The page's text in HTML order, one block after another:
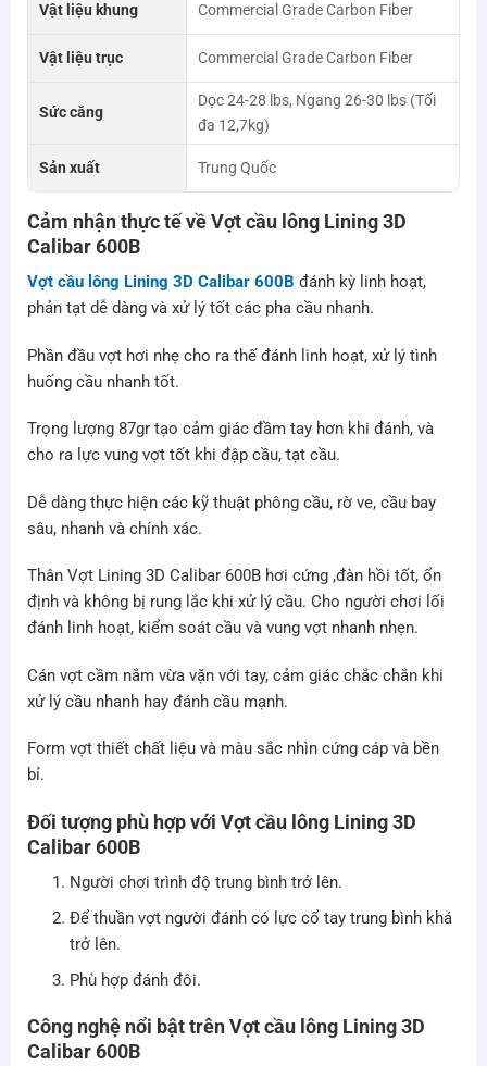
Vật liệu khung Commercial Grade Carbon Fiber
Vật liệu trục Commercial Grade Carbon Fiber
Sức căng
Dọc 24-28 lbs, Ngang 26-30 lbs (Tối
đa 12,7kg)
Sản xuất Trung Quốc
Cảm nhận thực tế về Vợt cầu lông Lining 3D
Calibar 600B
Vợt cầu lông Lining 3D Calibar 600B đánh kỳ linh hoạt,
phản tạt dễ dàng và xử lý tốt các pha cầu nhanh.
Phần đầu vợt hơi nhẹ cho ra thế đánh linh hoạt, xử lý tình
huống cầu nhanh tốt.
Trọng lượng 87gr tạo cảm giác đầm tay hơn khi đánh, và
cho ra lực vung vợt tốt khi đập cầu, tạt cầu.
Dễ dàng thực hiện các kỹ thuật phông cầu, rờ ve, cầu bay
sâu, nhanh và chính xác.
Thân Vợt Lining 3D Calibar 600B hơi cứng ,đàn hồi tốt, ổn
định và không bị rung lắc khi xử lý cầu. Cho người chơi lối
đánh linh hoạt, kiểm soát cầu và vung vợt nhanh nhẹn.
Cán vợt cầm nắm vừa vặn với tay, cảm giác chắc chắn khi
xử lý cầu nhanh hay đánh cầu mạnh.
Form vợt thiết chất liệu và màu sắc nhìn cứng cáp và bền
bỉ.
Đối tượng phù hợp với Vợt cầu lông Lining 3D
Calibar 600B
Người chơi trình độ trung bình trở lên.
Để thuần vợt người đánh có lực cổ tay trung bình khá
trở lên.
Phù hợp đánh đôi.
Công nghệ nổi bật trên Vợt cầu lông Lining 3D
Calibar 600B